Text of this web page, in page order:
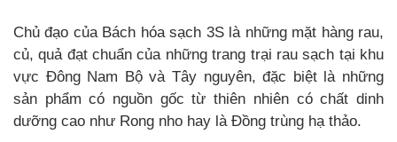
Chủ đạo của Bách hóa sạch 3S là những mặt hàng rau,
củ, quả đạt chuẩn của những trang trại rau sạch tại khu
vực Đông Nam Bộ và Tây nguyên, đặc biệt là những
sản phẩm có nguồn gốc từ thiên nhiên có chất dinh
dưỡng cao như Rong nho hay là Đồng trùng hạ thảo.